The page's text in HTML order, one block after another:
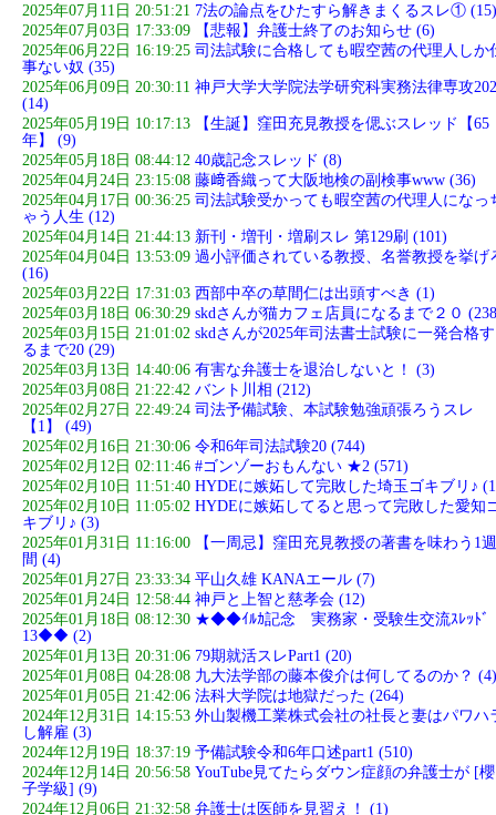
2025年07月11日 20:51:21 7法の論点をひたすら解きまくるスレ① (15)
2025年07月03日 17:33:09
【悲報】弁護士終了のお知らせ (6)
2025年06月22日 16:19:25 司法試験に合格しても暇空茜の代理人しか
事ない奴 (35)
2025年06月09日 20:30:11 神戸大学大学院法学研究科実務法律専攻
(14)
2025年05月19日 10:17:13
【生誕】窪田充見教授を偲ぶスレッド【65
年】 (9)
2025年05月18日 08:44:12 40歳記念スレッド (8)
2025年04月24日 23:15:08 藤﨑香織って大阪地検の副検事www (36)
2025年04月17日 00:36:25 司法試験受かっても暇空茜の代理人になっ
ゃう人生 (12)
2025年04月14日 21:44:13 新刊・増刊・増刷スレ 第129刷 (101)
2025年04月04日 13:53:09 過小評価されている教授、名誉教授を挙げ
(16)
2025年03月22日 17:31:03 西部中卒の草間仁は出頭すべき (1)
2025年03月18日 06:30:29 skdさんが猫カフェ店員になるまで２０
2025年03月15日 21:01:02 skdさんが2025年司法書士試験に一発合格す
るまで20 (29)
2025年03月13日 14:40:06 有害な弁護士を退治しないと！ (3)
2025年03月08日 21:22:42 バント川相 (212)
2025年02月27日 22:49:24 司法予備試験、本試験勉強頑張ろうスレ
【1】 (49)
2025年02月16日 21:30:06 令和6年司法試験20 (744)
2025年02月12日 02:11:46 #ゴンゾーおもんない ★2 (571)
2025年02月10日 11:51:40 HYDEに嫉妬して完敗した埼玉ゴキブリ♪
2025年02月10日 11:05:02 HYDEに嫉妬してると思って完敗した愛知
キブリ♪ (3)
2025年01月31日 11:16:00
【一周忌】窪田充見教授の著書を味わう1週
間 (4)
2025年01月27日 23:33:34 平山久雄 KANAエール (7)
2025年01月24日 12:58:44 神戸と上智と慈孝会 (12)
2025年01月18日 08:12:30 ★◆◆ｲﾙｶ記念 実務家・受験生交流ｽﾚｯﾄﾞ
13◆◆ (2)
2025年01月13日 20:31:06 79期就活スレPart1 (20)
2025年01月08日 04:28:08 九大法学部の藤本俊介は何してるのか？ (4)
2025年01月05日 21:42:06 法科大学院は地獄だった (264)
2024年12月31日 14:15:53 外山製機工業株式会社の社長と妻はパワハ
し解雇 (3)
2024年12月19日 18:37:19 予備試験令和6年口述part1 (510)
2024年12月14日 20:56:58 YouTube見てたらダウン症顔の弁護士が [櫻
子学級] (9)
2024年12月06日 21:32:58 弁護士は医師を見習え！ (1)